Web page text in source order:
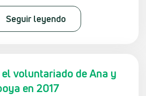
Seguir leyendo
voluntariado de Ana y
en 2017